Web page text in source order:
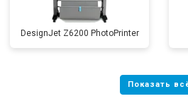
DesignJet Z6200 PhotoPrinter